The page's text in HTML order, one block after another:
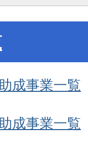
成事業一覧
成事業一覧